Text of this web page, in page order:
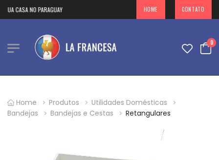
CASA NO PARAGUAY HOME CONTATO
0
Home Produtos
Utilidades Domésticas
Bandejas
Bandejas e Cestas Retangulares